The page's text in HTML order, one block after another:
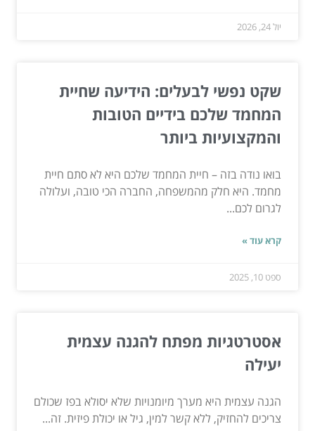
יול 24, 2026
שקט נפשי לבעלים: הידיעה שחיית
המחמד שלכם בידיים הטובות
והמקצועיות ביותר
בואו נודה בזה – חיית המחמד שלכם היא לא סתם חיית
מחמד. היא חלק מהמשפחה, החברה הכי טובה, ועלולה
לגרום לכם...
קרא עוד »
ספט 10, 2025
אסטרטגיות מפתח להגנה עצמית
יעילה
הגנה עצמית היא מערך מיומנויות שלא יסולא בפז שכולם
צריכים להחזיק, ללא קשר למין, גיל או יכולת פיזית. זה...